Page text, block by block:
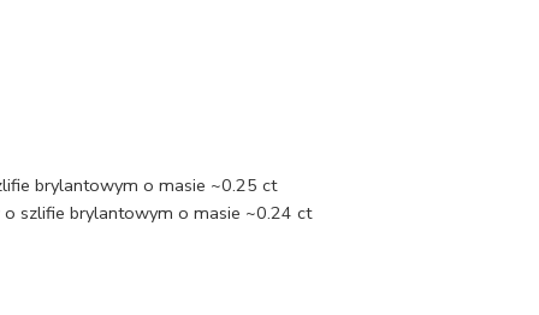
brylantowym o masie ~0.25 ct
szlifie brylantowym o masie ~0.24 ct